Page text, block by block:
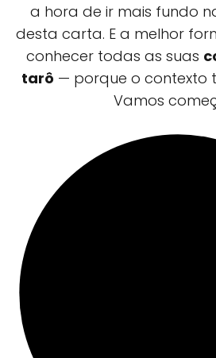
a hora de ir mais fundo
desta carta. E a melhor
conhecer todas as suas
tarô — porque o contexto
Vamos